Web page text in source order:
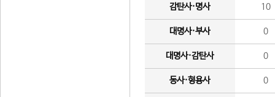
감탄사·명사 10
대명사·부사 0
대명사·감탄사 0
동사·형용사 0